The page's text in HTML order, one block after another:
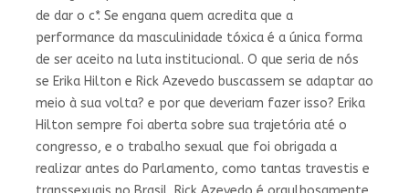
de dar o c*. Se engana quem acredita que a
performance da masculinidade tóxica é a única forma
de ser aceito na luta institucional. O que seria de nós
se Erika Hilton e Rick Azevedo buscassem se adaptar ao
meio à sua volta? e por que deveriam fazer isso? Erika
Hilton sempre foi aberta sobre sua trajetória até o
congresso, e o trabalho sexual que foi obrigada a
realizar antes do Parlamento, como tantas travestis e